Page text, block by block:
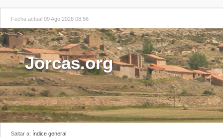
Fecha actual 09 Ago 2026 08:56
Jorcas.org
Saltar a: Índice general